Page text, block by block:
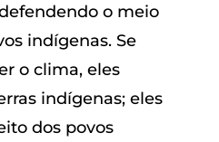
o meio
indígenas. Se
o clima, eles
indígenas; eles
dos povos